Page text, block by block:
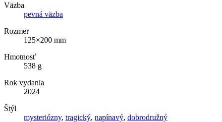
Väzba
pevná väzba
Rozmer
125×200 mm
Hmotnosť
538 g
Rok vydania
2024
Štýl
mysteriózny, tragický, napínavý, dobrodružný